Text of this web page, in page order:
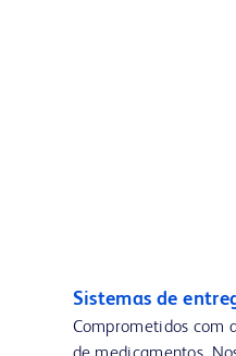
Sistemas de
Comprometidos com